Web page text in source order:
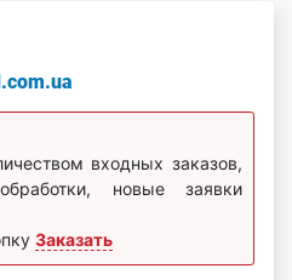
входных заказов,
новые заявки
Заказать